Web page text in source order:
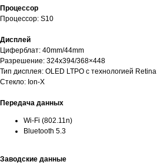
Процессор
Процессор: S10
Дисплей
Циферблат: 40mm/44mm
Разрешение: 324х394/368×448
Тип дисплея: OLED LTPO с технологией Retina
Стекло: Ion-X
Передача данных
Wi-Fi (802.11n)
Bluetooth 5.3
Заводские данные